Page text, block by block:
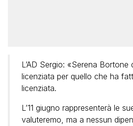
L’AD Sergio: «Serena
licenziata per quello che ha
licenziata.
L’11 giugno rappresenterà le
valuteremo, ma a nessun